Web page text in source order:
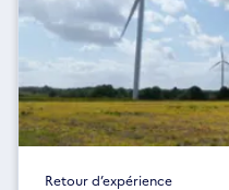
Retour d’expérience